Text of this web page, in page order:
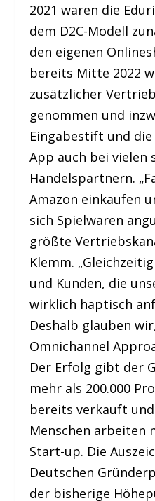
2021 waren die
dem D2C-Modell
den eigenen
bereits Mitte 2022
zusätzlicher
genommen und
Eingabestift und
App auch bei vielen
Handelspartnern.
Amazon einkaufen
sich Spielwaren
größte
Klemm.
und Kunden, die
wirklich haptisch
Deshalb glauben
Omnichannel
Der Erfolg gibt der
mehr als 200.000
bereits verkauft
Menschen arbeiten
Start-up. Die
Deutschen
der bisherige